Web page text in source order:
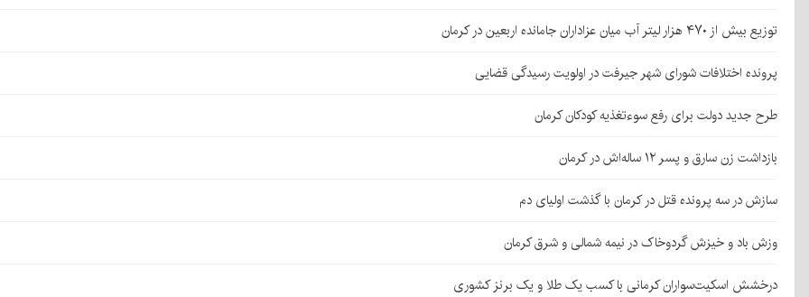
توزیع بیش از ۴۷۰ هزار لیتر آب میان عزاداران جامانده اربعین در کرمان
پرونده اختلافات شورای شهر جیرفت در اولویت رسیدگی قضایی
طرح جدید دولت برای رفع سوءتغذیه کودکان کرمان
بازداشت زن سارق و پسر ۱۲ ساله‌اش در کرمان
سازش در سه پرونده قتل در کرمان با گذشت اولیای دم
وزش باد و خیزش گردوخاک در نیمه شمالی و شرق کرمان
درخشش اسکیت‌سواران کرمانی با کسب یک طلا و یک برنز کشوری